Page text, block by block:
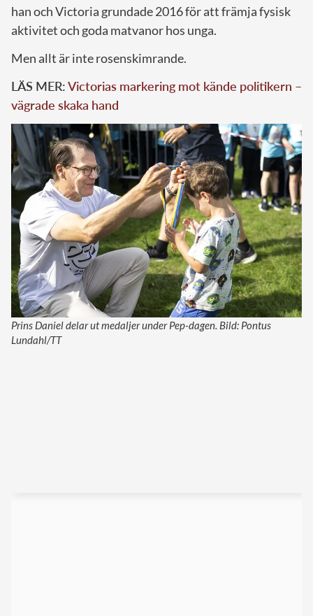
han och Victoria grundade 2016 för att främja fysisk
aktivitet och goda matvanor hos unga.
Men allt är inte rosenskimrande.
LÄS MER:Victorias markering mot kände politikern –
vägrade skaka hand
Prins Daniel delar ut medaljer under Pep-dagen. Bild: Pontus
Lundahl/TT